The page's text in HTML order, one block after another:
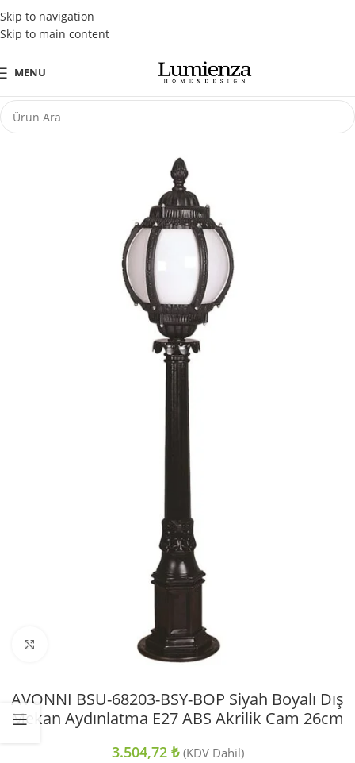
Skip to navigation
Skip to main content
Tüm Kredi Kartlarına Peşin Fiyatına 3 Taksit Fırsatı
MENU
Büyütmek için tıklayın
AVONNI BSU-68203-BSY-BOP Siyah Boyalı Dış
Mekan Aydınlatma E27 ABS Akrilik Cam 26cm
3.504,72 ₺ (KDV Dahil)